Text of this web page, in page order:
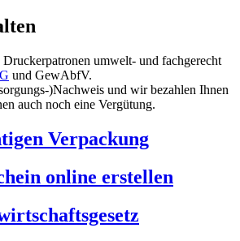
umwelt- und fachgerecht
und GewAbfV.
)Nachweis und wir bezahlen Ihnen
auch noch eine Vergütung.
Verpackung
online erstellen